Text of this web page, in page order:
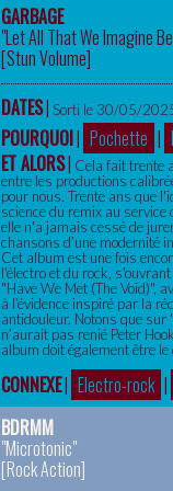
GARBAGE
"Let All That We Imagine
[Stun Volume]
DATES| Sorti le 30/05/
POURQUOI| Pochette |
ET ALORS| Cela fait trente
entre les productions
pour nous. Trente ans que
science du remix au
elle n'a jamais cessé de
chansons d’une modernité
Cet album est une fois
l'électro et du rock,
"Have We Met (The Void)",
à l’évidence inspiré par la
antidouleur. Notons que
n’aurait pas renié Peter
album doit également être
CONNEXE| Electro-rock |
BDRMM
"Microtonic"
[Rock Action]